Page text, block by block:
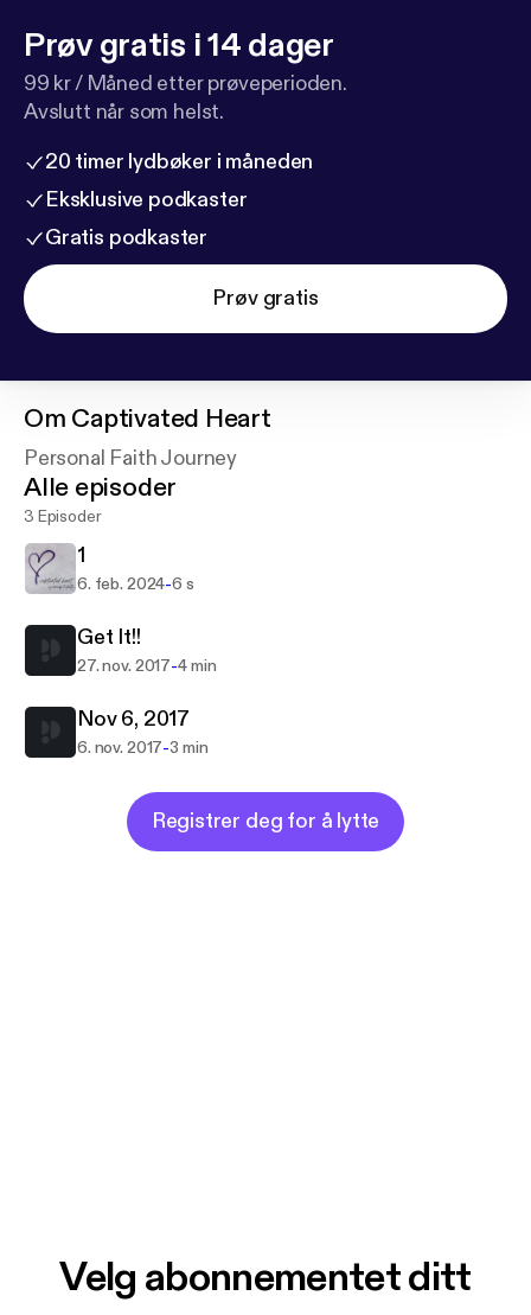
Prøv gratis i 14 dager
99 kr / Måned etter prøveperioden.
Avslutt når som helst.
20 timer lydbøker i måneden
Eksklusive podkaster
Gratis podkaster
Prøv gratis
Om Captivated Heart
Personal Faith Journey
Alle episoder
3 Episoder
1
6. feb. 2024-6 s
Get It!!
27. nov. 2017-4 min
Nov 6, 2017
6. nov. 2017-3 min
Registrer deg for å lytte
Velg abonnementet ditt